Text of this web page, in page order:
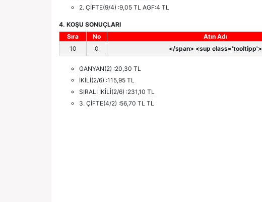
2. ÇİFTE(9/4) :9,05 TL AGF:4 TL
4. KOŞU SONUÇLARI
Sıra
No Atın Adı
10
0 </span> <sup class='tooltipp'>
GANYAN(2) :20,30 TL
İKİLİ(2/6) :115,95 TL
SIRALI İKİLİ(2/6) :231,10 TL
3. ÇİFTE(4/2) :56,70 TL TL